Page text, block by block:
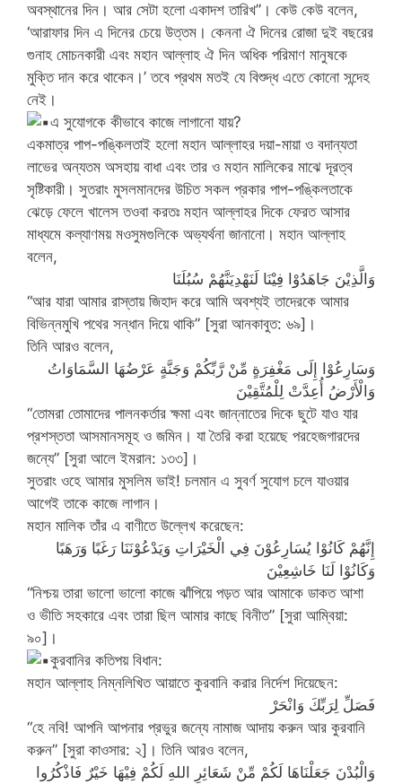
অবস্থানের দিন। আর সেটা হলো একাদশ তারিখ”। কেউ কেউ বলেন,
‘আরাফার দিন এ দিনের চেয়ে উত্তম। কেননা ঐ দিনের রোজা দুই বছরের
গুনাহ মোচনকারী এবং মহান আল্লাহ ঐ দিন অধিক পরিমাণ মানুষকে
মুক্তি দান করে থাকেন।’ তবে প্রথম মতই যে বিশুদ্ধ এতে কোনো সন্দেহ
নেই।
এ সুযোগকে কীভাবে কাজে লাগানো যায়?
একমাত্র পাপ-পঙ্কিলতাই হলো মহান আল্লাহর দয়া-মায়া ও বদান্যতা
লাভের অন্যতম অসহায় বাধা এবং তার ও মহান মালিকের মাঝে দূরত্ব
সৃষ্টিকারী। সুতরাং মুসলমানদের উচিত সকল প্রকার পাপ-পঙ্কিলতাকে
ঝেড়ে ফেলে খালেস তওবা করতঃ মহান আল্লাহর দিকে ফেরত আসার
মাধ্যমে কল্যাণময় মওসুমগুলিকে অভ্যর্থনা জানানো। মহান আল্লাহ
বলেন,
وَالَّذِيْنَ جَاهَدُوْا فِيْنَا لَنَهْدِيَنَّهُمْ سُبُلَنَا
“আর যারা আমার রাস্তায় জিহাদ করে আমি অবশ্যই তাদেরকে আমার
বিভিন্নমুখি পথের সন্ধান দিয়ে থাকি” [সুরা আনকাবুত: ৬৯]।
তিনি আরও বলেন,
وَسَارِعُوْا إِلَى مَغْفِرَةٍ مِّنْ رَّبِّكُمْ وَجَنَّةٍ عَرْضُهَا السَّمَاوَاتُ
وَالْأَرْضُ أُعِدَّتْ لِلْمُتَّقِيْنَ
“তোমরা তোমাদের পালনকর্তার ক্ষমা এবং জান্নাতের দিকে ছুটে যাও যার
প্রশস্ততা আসমানসমূহ ও জমিন। যা তৈরি করা হয়েছে পরহেজগারদের
জন্যে” [সুরা আলে ইমরান: ১৩৩]।
সুতরাং ওহে আমার মুসলিম ভাই! চলমান এ সুবর্ণ সুযোগ চলে যাওয়ার
আগেই তাকে কাজে লাগান।
মহান মালিক তাঁর এ বাণীতে উল্লেখ করেছেন:
إِنَّهُمْ كَانُوْا يُسَارِعُوْنَ فِي الْخَيْرَاتِ وَيَدْعُوْنَنَا رَغَبًا وَرَهَبًا
وَكَانُوْا لَنَا خَاشِعِيْنَ
“নিশ্চয় তারা ভালো ভালো কাজে ঝাঁপিয়ে পড়ত আর আমাকে ডাকত আশা
ও ভীতি সহকারে এবং তারা ছিল আমার কাছে বিনীত” [সুরা আম্বিয়া:
৯০]।
কুরবানির কতিপয় বিধান:
মহান আল্লাহ নিম্নলিখিত আয়াতে কুরবানি করার নির্দেশ দিয়েছেন:
فَصَلِّ لِرَبِّكَ وَانْحَرْ
“হে নবি! আপনি আপনার প্রভুর জন্যে নামাজ আদায় করুন আর কুরবানি
করুন” [সুরা কাওসার: ২]। তিনি আরও বলেন,
وَالْبُدْنَ جَعَلْنَاهَا لَكُمْ مِّنْ شَعَائِرِ اللهِ لَكُمْ فِيْهَا خَيْرٌ فَاذْكُرُوا